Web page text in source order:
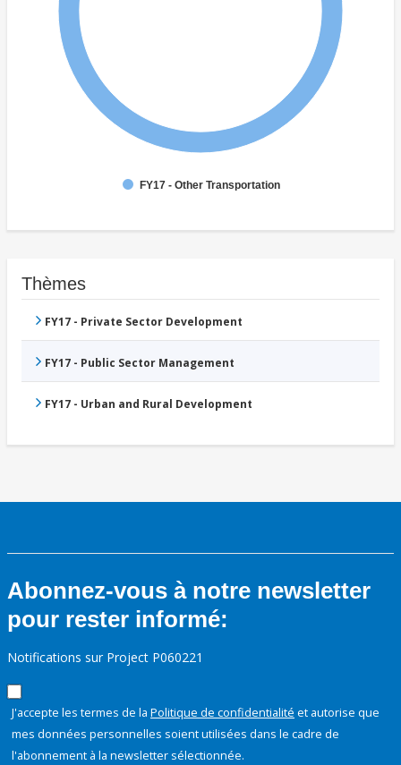
FY17 - Other Transportation
Thèmes
FY17 - Private Sector Development
FY17 - Public Sector Management
FY17 - Urban and Rural Development
Abonnez-vous à notre newsletter
pour rester informé:
Notifications sur Project P060221
J'accepte les termes de la Politique de confidentialité et autorise que
mes données personnelles soient utilisées dans le cadre de
l'abonnement à la newsletter sélectionnée.